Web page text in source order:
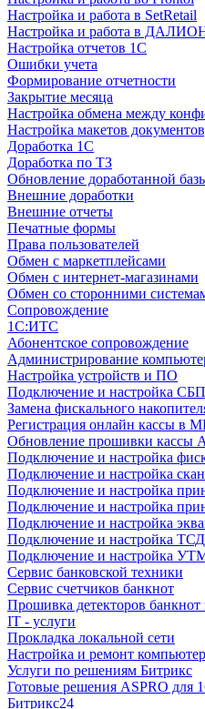
Настройка и работа в SetRetail
Настройка и работа в
Настройка отчетов 1С
Ошибки учета
Формирование отчетности
Закрытие месяца
Настройка обмена между
Настройка макетов
Доработка 1С
Доработка по ТЗ
Обновление доработанной
Внешние доработки
Внешние отчеты
Печатные формы
Права пользователей
Обмен с маркетплейсами
Обмен с интернет-магазинами
Обмен со сторонними
Сопровождение
1C:ИТС
Абонентское сопровождение
Администрирование
Настройка устройств и ПО
Подключение и настройка СБП
Замена фискального
Регистрация онлайн кассы в
Обновление прошивки кассы
Подключение и настройка
Подключение и настройка
Подключение и настройка
Подключение и настройка
Подключение и настройка
Подключение и настройка ТСД
Подключение и настройка
Сервис банковской техники
Сервис счетчиков банкнот
Прошивка детекторов
IT - услуги
Прокладка локальной сети
Настройка и ремонт
Услуги по решениям Битрикс
Готовые решения ASPRO для
Битрикс24